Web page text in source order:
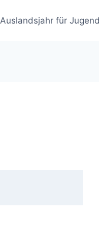
Auslandsjahr für